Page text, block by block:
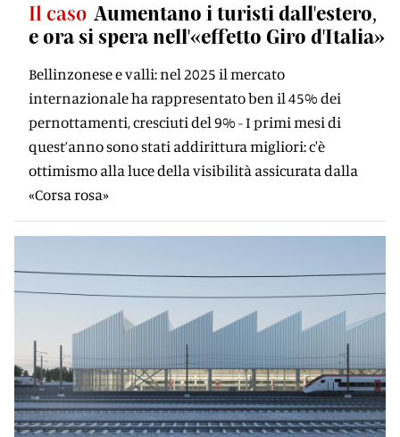
Il caso Aumentano i turisti dall'estero,
e ora si spera nell'«effetto Giro d'Italia»
Bellinzonese e valli: nel 2025 il mercato
internazionale ha rappresentato ben il 45% dei
pernottamenti, cresciuti del 9% - I primi mesi di
quest’anno sono stati addirittura migliori: c'è
ottimismo alla luce della visibilità assicurata dalla
«Corsa rosa»